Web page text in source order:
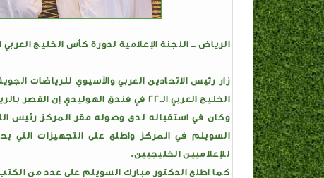
الرياض ــ اللجنة الإعلامية لدورة كأس الخليج العربي
زار رئيس الاتحادين العربي والآسيوي للرياضات
الخليج العربي الـ22 في فندق الهوليدي إن القصر بالرياض.
وكان في استقباله لدى وصوله مقر المركز رئيس
السويلم في المركز واطلع على التجهيزات التي
للإعلاميين الخليجيين.
كما اطلع الدكتور مبارك السويلم على عدد من